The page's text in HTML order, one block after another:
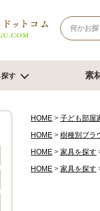
す
っと見る
テ
幅150セ
幅180セ
素
HOME
子ども部屋
HOME
樹種別ブラ
HOME
家具を探す
HOME
家具を探す